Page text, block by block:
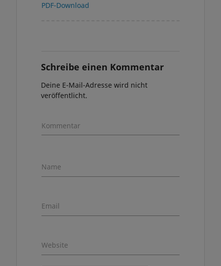
PDF-Download
Schreibe einen Kommentar
Deine E-Mail-Adresse wird nicht
veröffentlicht.
Kommentar
Name
Email
Website